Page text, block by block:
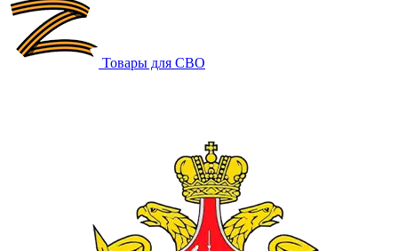
Товары для СВО